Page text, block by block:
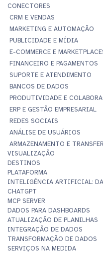
CONECTORES
CRM E VENDAS
MARKETING E AUTOMAÇÃO
PUBLICIDADE E MÍDIA
E-COMMERCE E
FINANCEIRO E PAGAMENTOS
SUPORTE E ATENDIMENTO
BANCOS DE DADOS
PRODUTIVIDADE E
ERP E GESTÃO EMPRESARIAL
REDES SOCIAIS
ANÁLISE DE USUÁRIOS
ARMAZENAMENTO E
VISUALIZAÇÃO
DESTINOS
PLATAFORMA
INTELIGÊNCIA ARTIFICIAL:
CHATGPT
MCP SERVER
DADOS PARA DASHBOARDS
ATUALIZAÇÃO DE PLANILHAS
INTEGRAÇÃO DE DADOS
TRANSFORMAÇÃO DE DADOS
SERVIÇOS NA MEDIDA